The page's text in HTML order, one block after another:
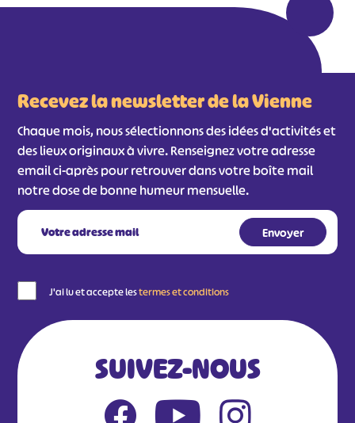
Recevez la newsletter de la Vienne
Chaque mois, nous sélectionnons des idées d'activités et
des lieux originaux à vivre. Renseignez votre adresse
email ci-après pour retrouver dans votre boîte mail
notre dose de bonne humeur mensuelle.
J'ai lu et accepte lestermes et conditions
SUIVEZ-NOUS